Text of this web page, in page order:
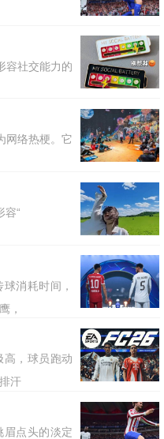
社交能力的
络热梗。它
“
消耗时间，
，
，球员跑动
汗
点头的淡定